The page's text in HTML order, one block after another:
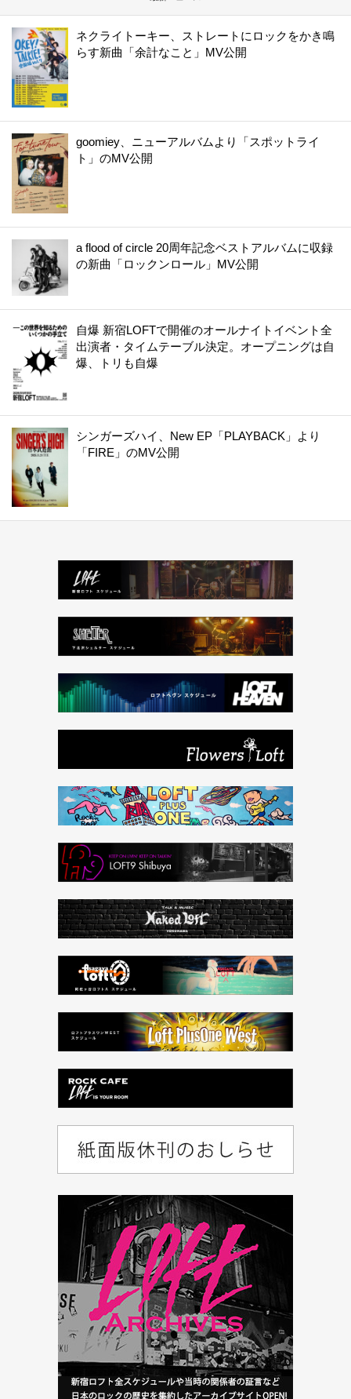
ネクライトーキー、ストレートにロックをかき鳴
らす新曲「余計なこと」MV公開
goomiey、ニューアルバムより「スポットライ
ト」のMV公開
a flood of circle 20周年記念ベストアルバムに収録
の新曲「ロックンロール」MV公開
自爆 新宿LOFTで開催のオールナイトイベント全
出演者・タイムテーブル決定。オープニングは自
爆、トリも自爆
シンガーズハイ、New EP「PLAYBACK」より
「FIRE」のMV公開